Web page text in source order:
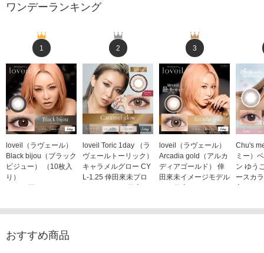
ワンデーランキング
1
loveil（ラヴェール）
Black bijou（ブラック
ビジュー） （10枚入
り）
1,760円
2
loveil Toric 1day （ラ
ヴェールトーリック）
キャラメルグロー CY
L-1.25 倖田來未プロ
デュース （10枚入
1,760円(税込)
3
loveil（ラヴェール）
Arcadia gold（アルカ
ディアゴールド） 倖
田來未イメージモデル
（10枚入り）
Chu's
ミー）
ン ゆう
ースカ
入り）
おすすめ商品